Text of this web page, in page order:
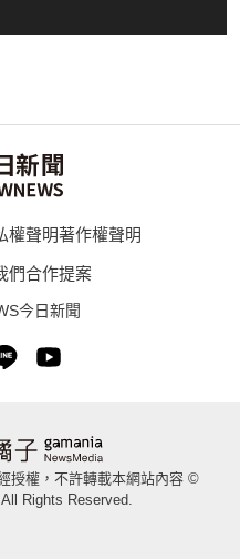
權聲明著作權聲明
們合作提案
今日新聞
授權，不許轉載本網站內容 ©
Rights Reserved.